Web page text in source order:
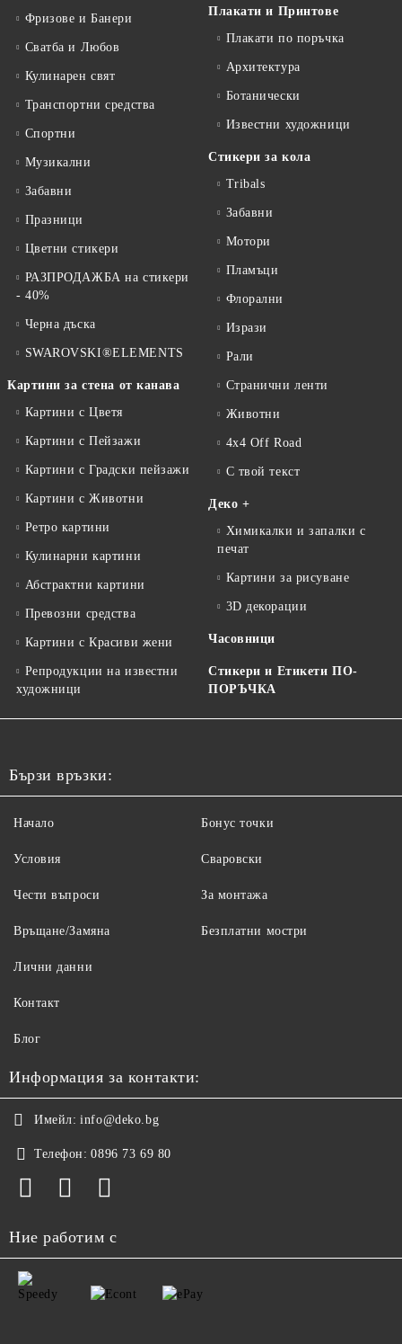
Фризове и Банери
Сватба и Любов
Кулинарен свят
Транспортни средства
Спортни
Музикални
Забавни
Празници
Цветни стикери
РАЗПРОДАЖБА на стикери
- 40%
Черна дъска
SWAROVSKI®ELEMENTS
Картини за стена от канава
Картини с Цветя
Картини с Пейзажи
Картини с Градски пейзажи
Картини с Животни
Ретро картини
Кулинарни картини
Абстрактни картини
Превозни средства
Картини с Красиви жени
Репродукции на известни
художници
Плакати и Принтове
Плакати по поръчка
Архитектура
Ботанически
Известни художници
Стикери за кола
Tribals
Забавни
Мотори
Пламъци
Флорални
Изрази
Рали
Странични ленти
Животни
4x4 Off Road
С твой текст
Деко +
Химикалки и запалки с
печат
Картини за рисуване
3D декорации
Часовници
Стикери и Етикети ПО-
ПОРЪЧКА
Бързи връзки:
Начало
Условия
Чести въпроси
Връщане/Замяна
Бонус точки
Сваровски
За монтажа
Безплатни мостри
Лични данни
Контакт
Блог
Информация за контакти:
Имейл: info@deko.bg
Телефон: 0896 73 69 80
Ние работим с